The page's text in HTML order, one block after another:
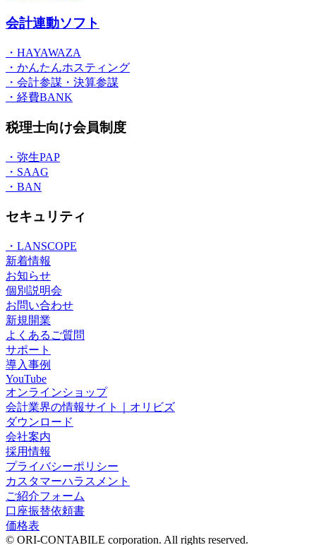
会計連動ソフト
・HAYAWAZA
・かんたんホスティング
・会計参謀・決算参謀
・経費BANK
税理士向け会員制度
・弥生PAP
・SAAG
・BAN
セキュリティ
・LANSCOPE
新着情報
お知らせ
個別説明会
お問い合わせ
新規開業
よくあるご質問
サポート
導入事例
YouTube
オンラインショップ
会計業界の情報サイト｜オリビズ
ダウンロード
会社案内
採用情報
プライバシーポリシー
カスタマーハラスメント
ご紹介フォーム
口座振替依頼書
価格表
© ORI-CONTABILE corporation. All rights reserved.